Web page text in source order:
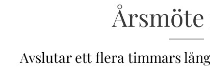
Årsmöte
Avslutar ett flera timmars